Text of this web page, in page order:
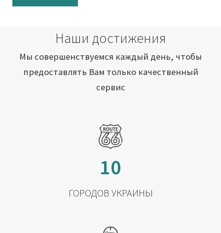
Наши достижения
Мы совершенствуемся каждый день, чтобы
предоставлять Вам только качественный
сервис
10
ГОРОДОВ УКРАИНЫ